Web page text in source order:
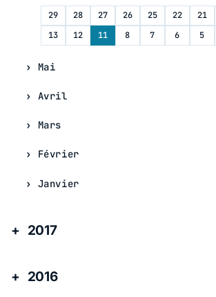
29 28 27 26 25 22 21
13
12 11 8 7 6 5
Mai
Avril
Mars
Février
Janvier
2017
2016